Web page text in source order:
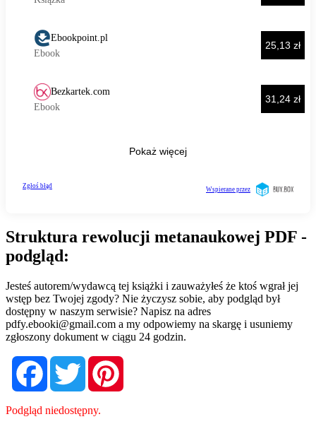
Struktura rewolucji metanaukowej PDF -
podgląd:
Jesteś autorem/wydawcą tej książki i zauważyłeś że ktoś wgrał jej
wstęp bez Twojej zgody? Nie życzysz sobie, aby podgląd był
dostępny w naszym serwisie? Napisz na adres
pdfy.ebooki@gmail.com a my odpowiemy na skargę i usuniemy
zgłoszony dokument w ciągu 24 godzin.
FacebookTwitter
Podgląd niedostępny.